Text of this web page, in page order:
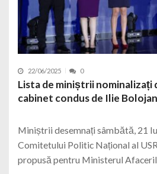
22/06/2025 0
Lista de miniștrii nominalizați
cabinet condus de Ilie Bolojan
Miniștrii desemnați sâmbătă, 21
Comitetului Politic Național al
propusă pentru Ministerul Afaceril